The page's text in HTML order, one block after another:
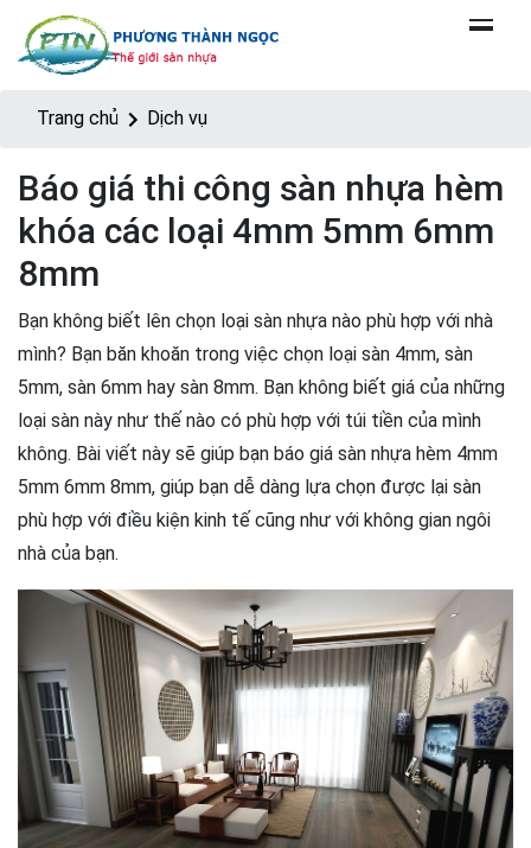
Trang chủ Dịch vụ
Báo giá thi công sàn nhựa hèm
khóa các loại 4mm 5mm 6mm
8mm
Bạn không biết lên chọn loại sàn nhựa nào phù hợp với nhà
mình? Bạn băn khoăn trong việc chọn loại sàn 4mm, sàn
5mm, sàn 6mm hay sàn 8mm. Bạn không biết giá của những
loại sàn này như thế nào có phù hợp với túi tiền của mình
không. Bài viết này sẽ giúp bạn báo giá sàn nhựa hèm 4mm
5mm 6mm 8mm, giúp bạn dễ dàng lựa chọn được lại sàn
phù hợp với điều kiện kinh tế cũng như với không gian ngôi
nhà của bạn.